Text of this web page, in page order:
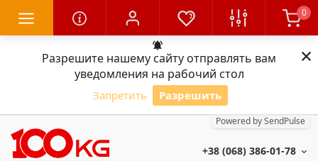
Разрешите нашему сайту отправлять вам
уведомления на рабочий стол
Запретить Разрешить
Powered by SendPulse
×
0
+38 (068) 386-01-78